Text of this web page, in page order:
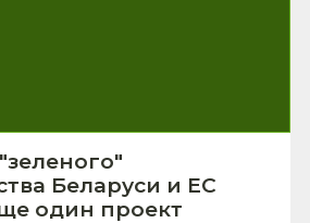
Беларуси и ЕС
один проект